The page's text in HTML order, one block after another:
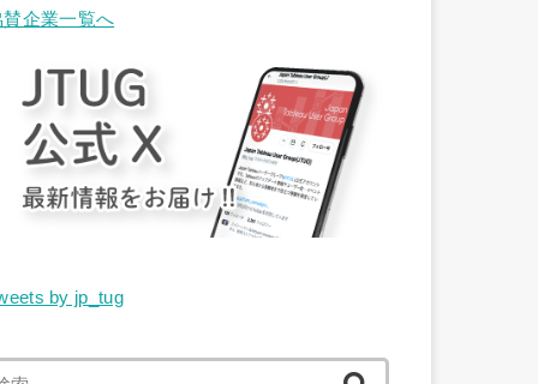
賛企業一覧へ
by jp_tug